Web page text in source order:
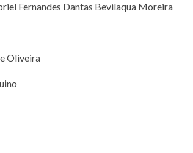
Fernandes Dantas Bevilaqua Moreira
Oliveira